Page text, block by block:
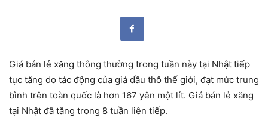
Giá bán lẻ xăng thông thường trong tuần này tại Nhật tiếp
tục tăng do tác động của giá dầu thô thế giới, đạt mức trung
bình trên toàn quốc là hơn 167 yên một lít. Giá bán lẻ xăng
tại Nhật đã tăng trong 8 tuần liên tiếp.